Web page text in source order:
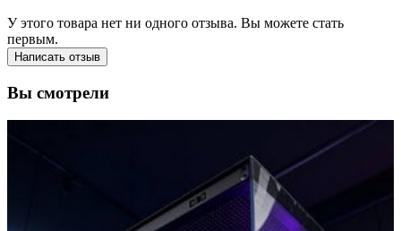
У этого товара нет ни одного отзыва. Вы можете стать
первым.
Написать отзыв
Вы смотрели